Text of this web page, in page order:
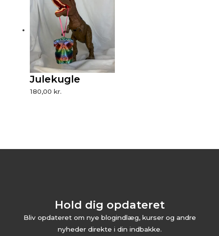
Julekugle
180,00kr.
Hold dig opdateret
Bliv opdateret om nye blogindlæg, kurser og andre
nyheder direkte i din indbakke.